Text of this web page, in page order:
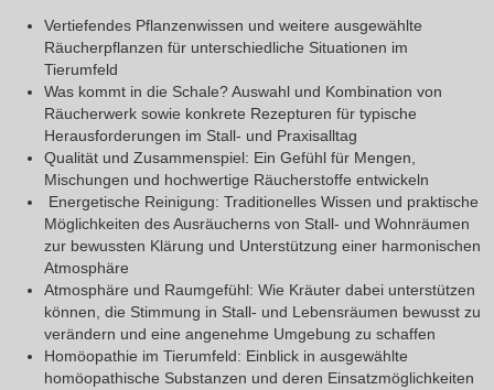
Vertiefendes Pflanzenwissen und weitere ausgewählte
Räucherpflanzen für unterschiedliche Situationen im
Tierumfeld
Was kommt in die Schale? Auswahl und Kombination von
Räucherwerk sowie konkrete Rezepturen für typische
Herausforderungen im Stall- und Praxisalltag
Qualität und Zusammenspiel: Ein Gefühl für Mengen,
Mischungen und hochwertige Räucherstoffe entwickeln
Energetische Reinigung: Traditionelles Wissen und praktische
Möglichkeiten des Ausräucherns von Stall- und Wohnräumen
zur bewussten Klärung und Unterstützung einer harmonischen
Atmosphäre
Atmosphäre und Raumgefühl: Wie Kräuter dabei unterstützen
können, die Stimmung in Stall- und Lebensräumen bewusst zu
verändern und eine angenehme Umgebung zu schaffen
Homöopathie im Tierumfeld: Einblick in ausgewählte
homöopathische Substanzen und deren Einsatzmöglichkeiten